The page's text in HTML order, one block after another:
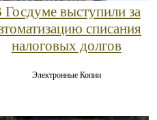
Госдуме выступили за
списания
налоговых долгов
Электронные Копии